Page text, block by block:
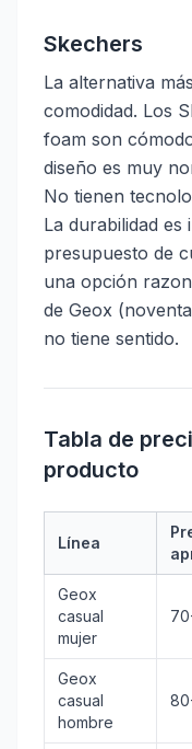
Skechers
La alternativa
comodidad. Los
foam son
diseño es muy
No tienen
La durabilidad
presupuesto de
una opción
de Geox
no tiene sentido.
Tabla de
producto
Línea
Geox
casual
mujer
Geox
casual
hombre